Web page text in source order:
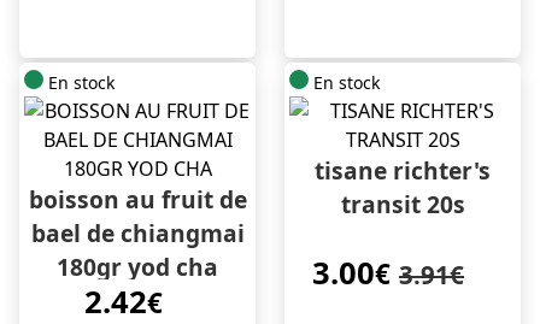
En stock
boisson au fruit de
bael de chiangmai
180gr yod cha
2.42€
En stock
tisane richter's
transit 20s
3.00€ 3.91€